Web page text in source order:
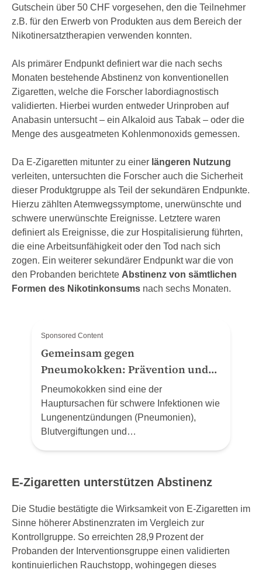
Gutschein über 50 CHF vorgesehen, den die Teilnehmer
z.B. für den Erwerb von Produkten aus dem Bereich der
Nikotinersatztherapien verwenden konnten.
Als primärer Endpunkt definiert war die nach sechs
Monaten bestehende Abstinenz von konventionellen
Zigaretten, welche die Forscher labordiagnostisch
validierten. Hierbei wurden entweder Urinproben auf
Anabasin untersucht – ein Alkaloid aus Tabak – oder die
Menge des ausgeatmeten Kohlenmonoxids gemessen.
Da E-Zigaretten mitunter zu einer längeren Nutzung
verleiten, untersuchten die Forscher auch die Sicherheit
dieser Produktgruppe als Teil der sekundären Endpunkte.
Hierzu zählten Atemwegssymptome, unerwünschte und
schwere unerwünschte Ereignisse. Letztere waren
definiert als Ereignisse, die zur Hospitalisierung führten,
die eine Arbeitsunfähigkeit oder den Tod nach sich
zogen. Ein weiterer sekundärer Endpunkt war die von
den Probanden berichtete Abstinenz von sämtlichen
Formen des Nikotinkonsums nach sechs Monaten.
Sponsored Content
Gemeinsam gegen
Pneumokokken: Prävention und
Schutz zum Welt-Pneumonie-Tag
(12.11.24)
Pneumokokken sind eine der
Hauptursachen für schwere Infektionen wie
Lungenentzündungen (Pneumonien),
Blutvergiftungen und
Auswirkungen von Pneumokokken-
Präventionsmassnahmen aufmerksam zu
E-Zigaretten unterstützen Abstinenz
Die Studie bestätigte die Wirksamkeit von E-Zigaretten im
Sinne höherer Abstinenzraten im Vergleich zur
Kontrollgruppe. So erreichten 28,9 Prozent der
Probanden der Interventionsgruppe einen validierten
kontinuierlichen Rauchstopp, wohingegen dieses